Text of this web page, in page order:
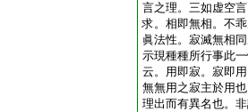
言之理。三如虚空
求。相即無相。不
眞法性。寂滅無相
示現種種所行事此
云。用即寂。寂即
無無用之寂主於用
理出而有異名也。